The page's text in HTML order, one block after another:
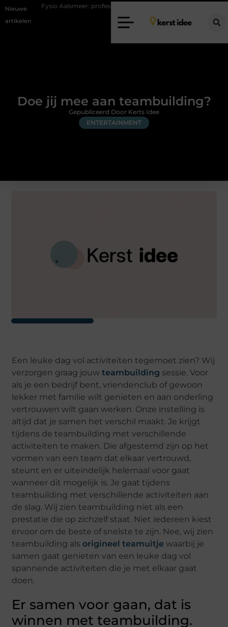
Nieuwe
artikelen
Aalsmeer: professionele hulp bij pijn en bewegingsklachten
Doe jij mee aan teambuilding?
ENTERTAINMENT
Gepubliceerd Door Kerts Idee
Een leuke dag vol activiteiten tegemoet zien? Wij
verzorgen graag jouwteambuilding sessie. Voor
als je een bedrijf bent, vriendenclub of gewoon
lekker met familie wilt genieten en aan onderling
vertrouwen wilt gaan werken. Onze instelling is
altijd dat je samen het verschil maakt. Je krijgt
tijdens de teambuilding met verschillende
activiteiten te maken. Die afgestemd zijn op het
vormen van een team dat elkaar vertrouwd,
steunt en er uiteindelijk helemaal voor gaat
wanneer dit mogelijk is. Je gaat tijdens
teambuilding met verschillende activiteiten aan
de slag. Wij zien teambuilding niet als een
prestatie die op zichzelf staat. Niet iedereen kiest
ervoor om de beste of snelste te zijn. Nee, wij zien
teambuilding alsorigineel teamuitje waarbij je
samen gaat genieten van een leuke dag vol
spannende activiteiten die je met elkaar gaat
doen.
Er samen voor gaan, dat is
winnen met teambuilding.